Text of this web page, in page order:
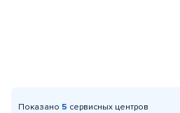
Показано 5 сервисных центров